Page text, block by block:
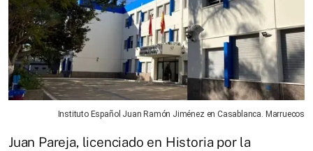
Instituto Español Juan Ramón Jiménez en Casablanca. Marruecos
Juan Pareja, licenciado en Historia por la